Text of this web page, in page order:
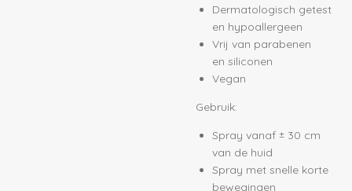
Dermatologisch getest
en hypoallergeen
Vrij van parabenen
en siliconen
Vegan
Gebruik:
Spray vanaf ± 30 cm
van de huid
Spray met snelle korte
bewegingen